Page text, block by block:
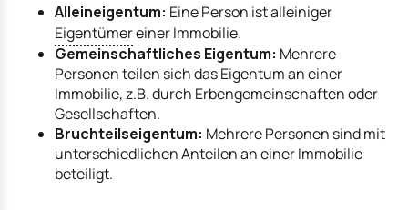
Alleineigentum: Eine Person ist alleiniger
Eigentümereiner Immobilie.
Gemeinschaftliches Eigentum: Mehrere
Personen teilen sich das Eigentum an einer
Immobilie, z.B. durch Erbengemeinschaften oder
Gesellschaften.
Bruchteilseigentum: Mehrere Personen sind mit
unterschiedlichen Anteilen an einer Immobilie
beteiligt.